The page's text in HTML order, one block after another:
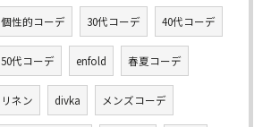
個性的コーデ 30代コーデ 40代コーデ
50代コーデ enfold 春夏コーデ
リネン divka メンズコーデ